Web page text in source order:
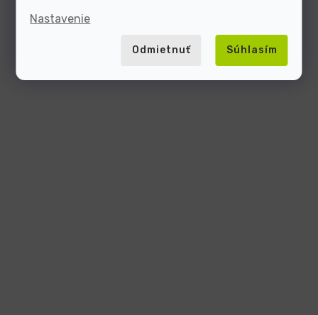
Nastavenie
Odmietnuť Súhlasím